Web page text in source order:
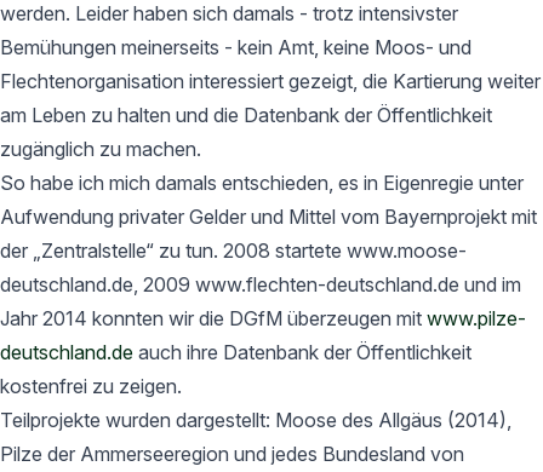
werden. Leider haben sich damals - trotz intensivster
Bemühungen meinerseits - kein Amt, keine Moos- und
Flechtenorganisation interessiert gezeigt, die Kartierung weiter
am Leben zu halten und die Datenbank der Öffentlichkeit
zugänglich zu machen.
So habe ich mich damals entschieden, es in Eigenregie unter
Aufwendung privater Gelder und Mittel vom Bayernprojekt mit
der „Zentralstelle“ zu tun. 2008 startete www.moose-
deutschland.de, 2009 www.flechten-deutschland.de und im
Jahr 2014 konnten wir die DGfM überzeugen mit www.pilze-
deutschland.de auch ihre Datenbank der Öffentlichkeit
kostenfrei zu zeigen.
Teilprojekte wurden dargestellt: Moose des Allgäus (2014),
Pilze der Ammerseeregion und jedes Bundesland von